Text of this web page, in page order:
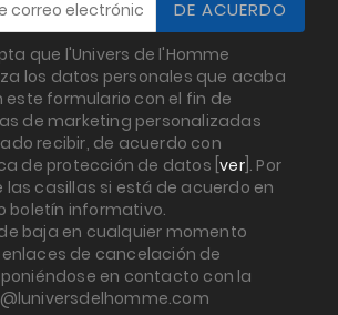
que l'Univers de l'Homme
los datos personales que acaba
este formulario con el fin de
de marketing personalizadas
recibir, de acuerdo con
de protección de datos [ver]. Por
casillas si está de acuerdo en
boletín informativo.
baja en cualquier momento
de cancelación de
en contacto con la